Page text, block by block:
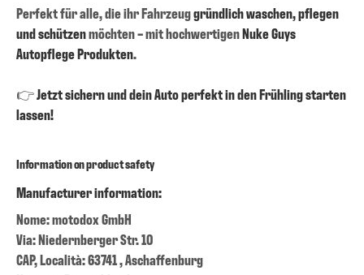
Perfekt für alle, die ihr Fahrzeuggründlich waschen, pflegen
und schützenmöchten – mit hochwertigenNuke Guys
Autopflege Produkten.
👉Jetzt sichern und dein Auto perfekt in den Frühling starten
lassen!
Information on product safety
Manufacturer information:
Nome: motodox GmbH
Via: Niedernberger Str. 10
CAP, Località: 63741 , Aschaffenburg